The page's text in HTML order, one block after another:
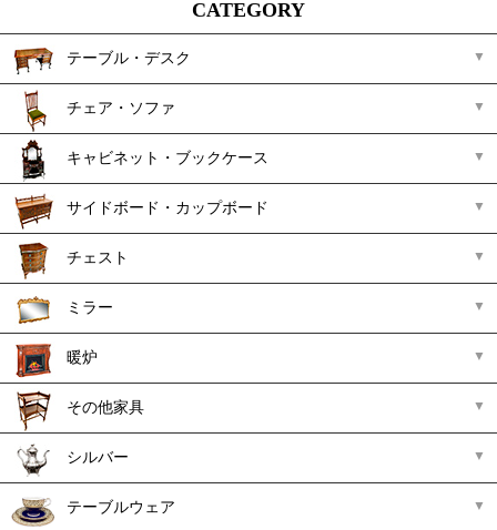
CATEGORY
テーブル・デスク
チェア・ソファ
キャビネット・ブックケース
サイドボード・カップボード
チェスト
ミラー
暖炉
その他家具
シルバー
テーブルウェア